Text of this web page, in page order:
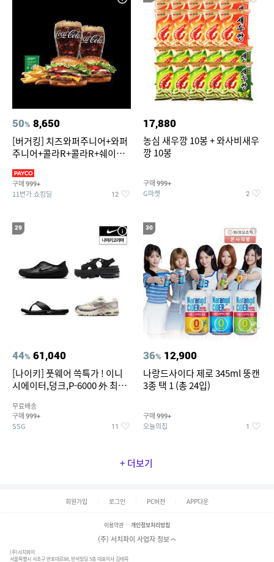
50% 8,650
[버거킹] 치즈와퍼주니어+와퍼
주니어+콜라R+콜라R+쉐이킹
구매 999+
11번가 쇼킹딜 12
17,880
농심 새우깡 10봉 + 와사비새우
깡 10봉
구매 999+
G마켓 2
29
44% 61,040
[나이키] 풋웨어 쓱특가 ! 이니
시에이터,덩크,P-6000 外 최대
무료배송
구매 999+
SSG 11
30
36% 12,900
나랑드사이다 제로 345ml 뚱캔
3종 택 1 (총 24입)
구매 999+
오늘의집 1
+ 더보기
회원가입 로그인 PC버전 APP다운
이용약관 개인정보처리방침
(주) 서치파이 사업자 정보
(주)서치파이
서울특별시 서초구 반포대로88, 반석빌딩 5층 대표이사 김태묵